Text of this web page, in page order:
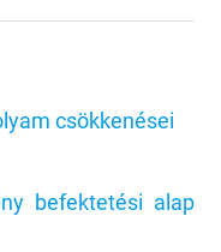
csökkenései
befektetési alap